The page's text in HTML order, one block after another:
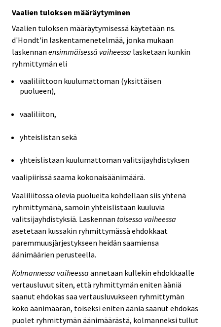
Vaalien tuloksen määräytyminen
Vaalien tuloksen määräytymisessä käytetään ns.
d'Hondt'in laskentamenetelmää, jonka mukaan
laskennan ensimmäisessä vaiheessa lasketaan kunkin
ryhmittymän eli
vaaliliittoon kuulumattoman (yksittäisen
puolueen),
vaaliliiton,
yhteislistan sekä
yhteislistaan kuulumattoman valitsijayhdistyksen
vaalipiirissä saama kokonaisäänimäärä.
Vaaliliitossa olevia puolueita kohdellaan siis yhtenä
ryhmittymänä, samoin yhteislistaan kuuluvia
valitsijayhdistyksiä. Laskennan toisessa vaiheessa
asetetaan kussakin ryhmittymässä ehdokkaat
paremmuusjärjestykseen heidän saamiensa
äänimäärien perusteella.
Kolmannessa vaiheessa annetaan kullekin ehdokkaalle
vertausluvut siten, että ryhmittymän eniten ääniä
saanut ehdokas saa vertausluvukseen ryhmittymän
koko äänimäärän, toiseksi eniten ääniä saanut ehdokas
puolet ryhmittymän äänimäärästä, kolmanneksi tullut